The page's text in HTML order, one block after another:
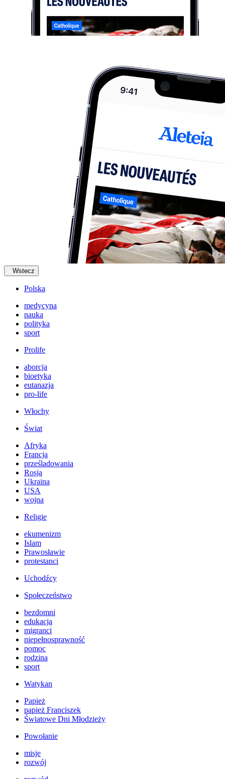
Wstecz
Polska
medycyna
nauka
polityka
sport
Prolife
aborcja
bioetyka
eutanazja
pro-life
Włochy
Świat
Afryka
Francja
prześladowania
Rosja
Ukraina
USA
wojna
Religie
ekumenizm
Islam
Prawosławie
protestanci
Uchodźcy
Społeczeństwo
bezdomni
edukacja
migranci
niepełnosprawność
pomoc
rodzina
sport
Watykan
Papież
papież Franciszek
Światowe Dni Młodzieży
Powołanie
misje
rozwój